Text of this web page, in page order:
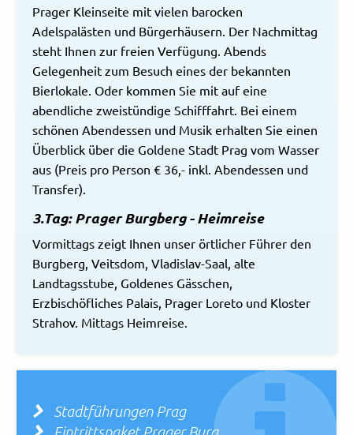
Prager Kleinseite mit vielen barocken
Adelspalästen und Bürgerhäusern. Der Nachmittag
steht Ihnen zur freien Verfügung. Abends
Gelegenheit zum Besuch eines der bekannten
Bierlokale. Oder kommen Sie mit auf eine
abendliche zweistündige Schifffahrt. Bei einem
schönen Abendessen und Musik erhalten Sie einen
Überblick über die Goldene Stadt Prag vom Wasser
aus (Preis pro Person € 36,- inkl. Abendessen und
Transfer).
3.Tag: Prager Burgberg - Heimreise
Vormittags zeigt Ihnen unser örtlicher Führer den
Burgberg, Veitsdom, Vladislav-Saal, alte
Landtagsstube, Goldenes Gässchen,
Erzbischöfliches Palais, Prager Loreto und Kloster
Strahov. Mittags Heimreise.
Stadtführungen Prag